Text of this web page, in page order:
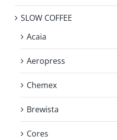
SLOW COFFEE
Acaia
Aeropress
Chemex
Brewista
Cores